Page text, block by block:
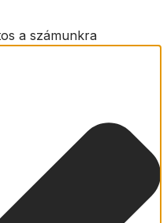
a számunkra